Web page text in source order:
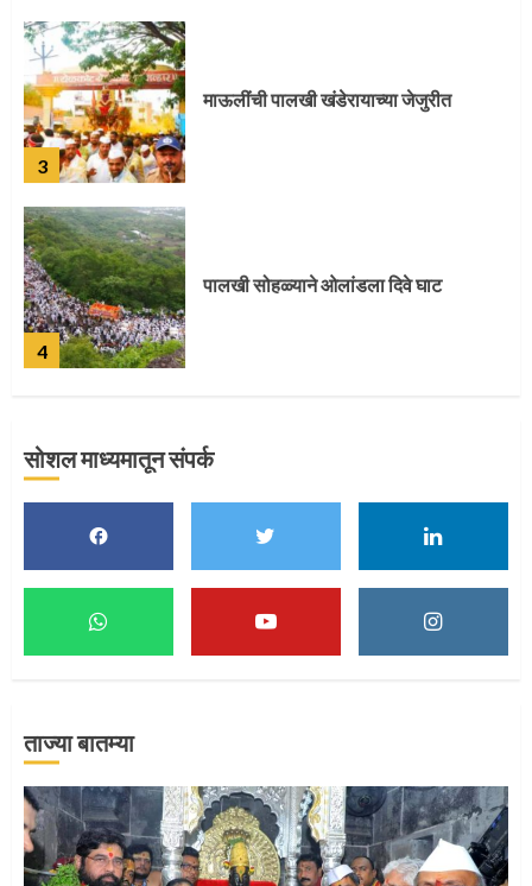
4
पालखी सोहळ्याने ओलांडला दिवे घाट
5
पुणेकरांकडून पालख्यांचे उत्साही स्वागत
मुख्यमंत्र्यांच्या हस्ते विठ्ठलाची महापूजा
माऊलींच्या पादुकांना नीरा स्नान
माऊलींची पालखी खंडेरायाच्या जेजुरीत
सोशल माध्यमातून संपर्क
ताज्या बातम्या